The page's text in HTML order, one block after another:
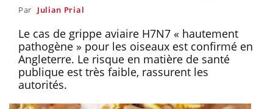
Par Julian Prial
Le cas de grippe aviaire H7N7 « hautement
pathogène » pour les oiseaux est confirmé en
Angleterre. Le risque en matière de santé
publique est très faible, rassurent les
autorités.